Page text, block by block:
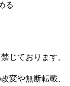
る
じております。
変や無断転載、